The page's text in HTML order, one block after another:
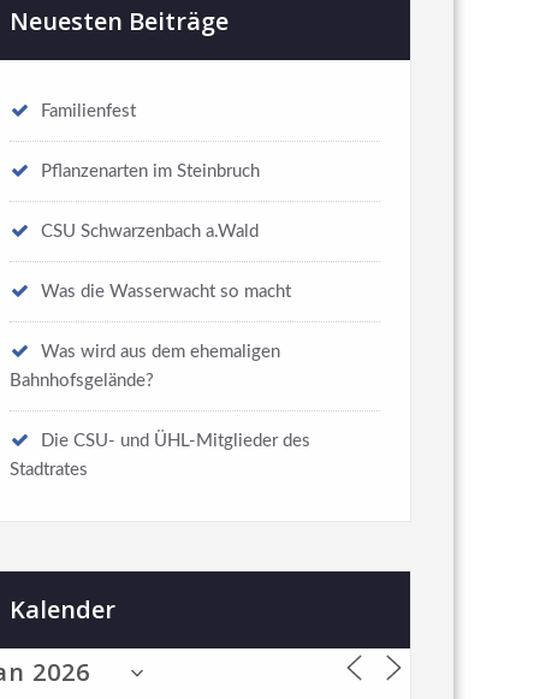
Neuesten Beiträge
Familienfest
Pflanzenarten im Steinbruch
CSU Schwarzenbach a.Wald
Was die Wasserwacht so macht
Was wird aus dem ehemaligen
Bahnhofsgelände?
Die CSU- und ÜHL-Mitglieder des
Stadtrates
Kalender